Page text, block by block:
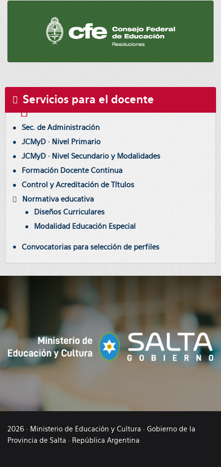
Servicios para el docente
Sec. de Administración
JCMyD · Nivel Primario
JCMyD · Nivel Secundario y Modalidades
Formación Docente Continua
Control y Acreditación de Títulos
Normativa educativa
Diseños Curriculares
Modalidad Educación Especial
Convocatorias para selección de perfiles
2026 · Ministerio de Educación y Cultura · Gobierno de la
Provincia de Salta · República Argentina